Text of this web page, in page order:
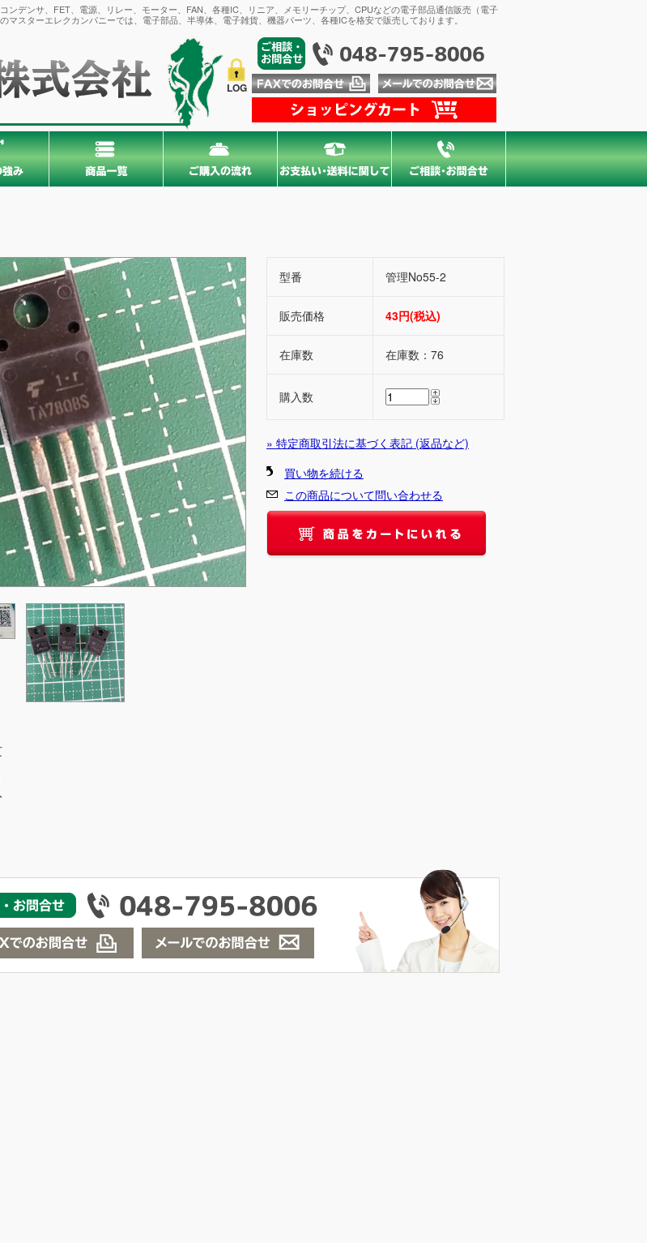
デンサ、FET、電源、リレー、モーター、FAN、各種IC、リニア、メモリーチップ、CPUなどの電子部品通信販売（電子
スターエレクカンパニーでは、電子部品、半導体、電子雑貨、機器パーツ、各種ICを格安で販売しております。
LOG
型番 管理No55-2
販売価格 43円(税込)
在庫数 在庫数：76
購入数
» 特定商取引法に基づく表記 (返品など)
買い物を続ける
この商品について問い合わせる